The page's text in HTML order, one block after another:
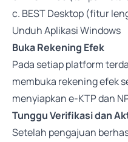
c. BEST Desktop (fitur
UnduhAplikasi Windows
Buka Rekening Efek
Pada setiap platform
membuka rekening efek
menyiapkan e-KTP dan
Tunggu Verifikasi dan
Setelah pengajuan